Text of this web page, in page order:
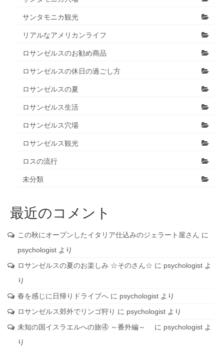
サンタモニカ観光
リアルなアメリカンライフ
ロサンゼルスのお勧め商品
ロサンゼルスの休日の過ごし方
ロサンゼルスの夏
ロサンゼルス生活
ロサンゼルス穴場
ロサンゼルス観光
ロスの流行
未分類
最近のコメント
この秋にオープンしたイタリア仕込みのジェラート屋さん に
psychologist より
ロサンゼルスの夏のお楽しみ ☆そのさん☆ に psychologist よ
り
春を感じに日帰りドライブへ に psychologist より
ロサンゼルス郊外でリンゴ狩り に psychologist より
未知の国イスラエルへの旅④ ～番外編～
に psychologist よ
り